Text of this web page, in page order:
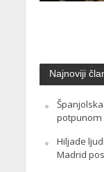
Najnoviji
potpunom
Hiljade
Madrid